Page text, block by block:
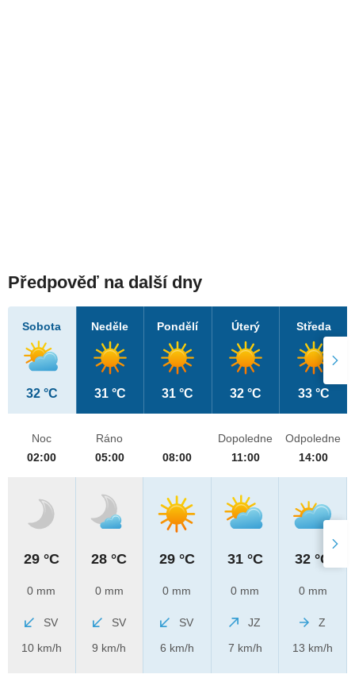
Předpověď na další dny
Sobota
32 °C
Neděle
31 °C
Pondělí
31 °C
Úterý
32 °C
Středa
33 °C
Noc
02:00
29 °C
0 mm
SV
10 km/h
Ráno
05:00
28 °C
0 mm
SV
9 km/h
08:00
29 °C
0 mm
SV
6 km/h
Dopoledne
11:00
31 °C
0 mm
JZ
7 km/h
Odpoledne
14:00
32 °C
0 mm
Z
13 km/h